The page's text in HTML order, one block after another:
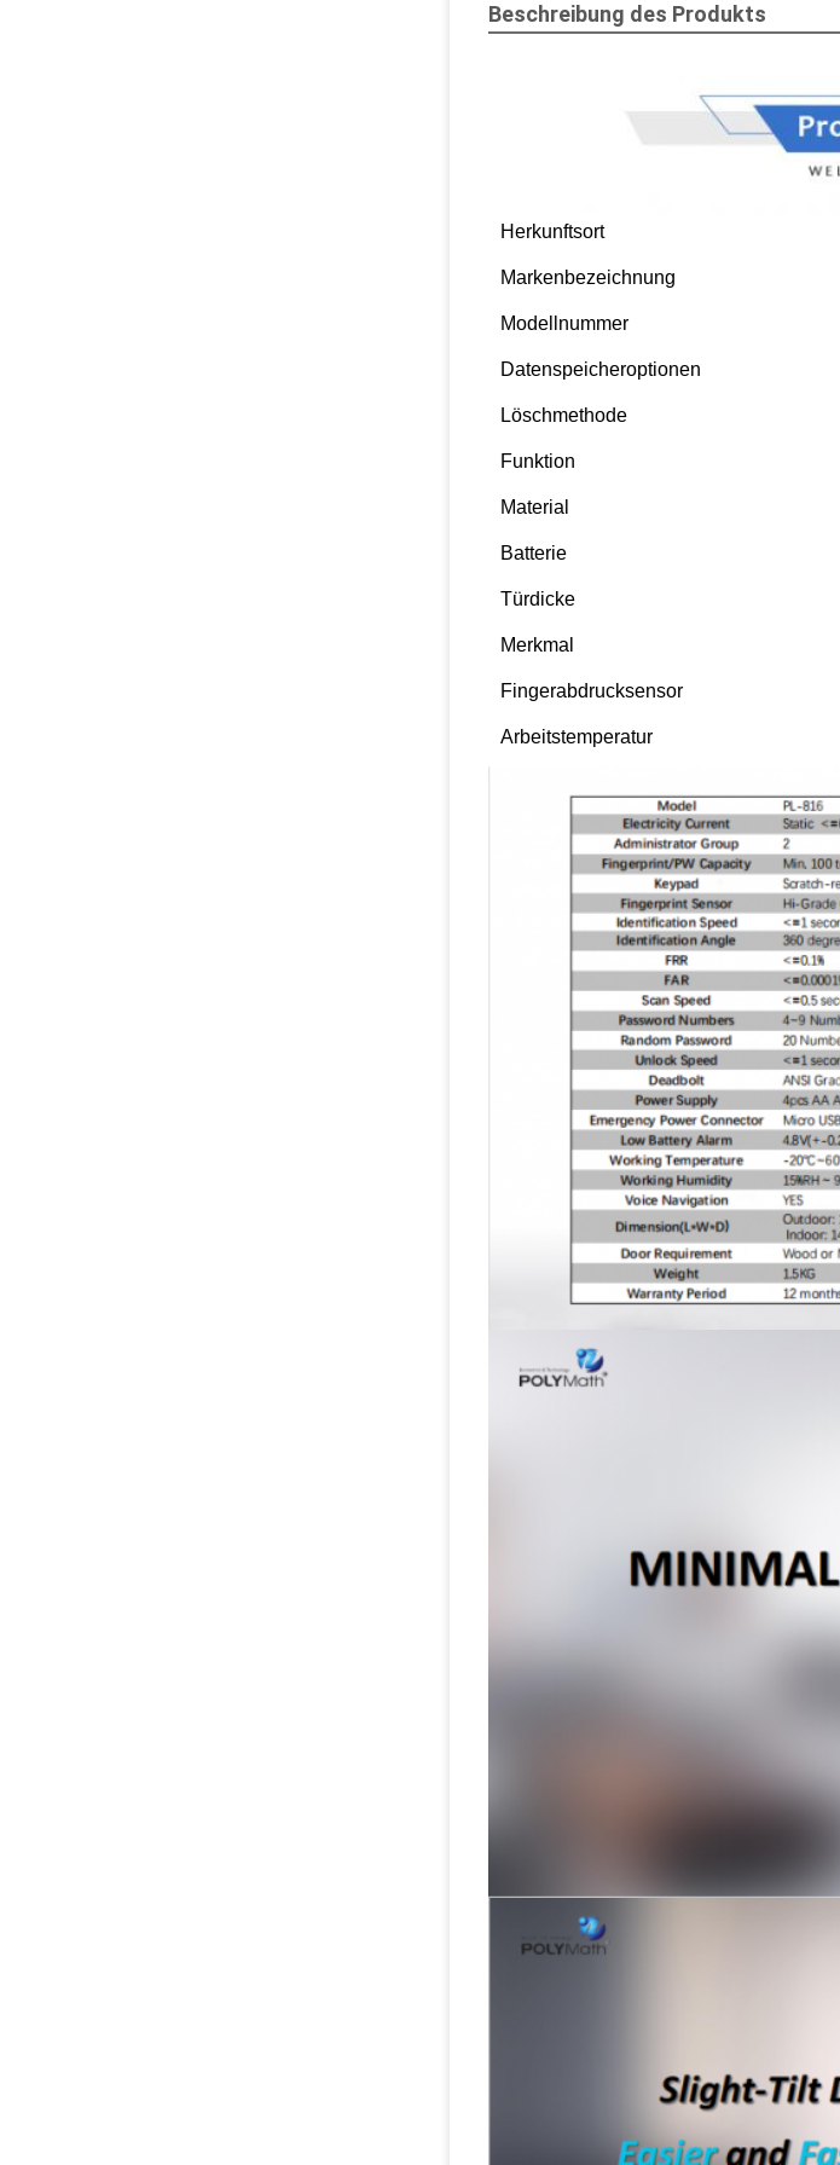
Beschreibung des Produkts
Herkunftsort
Markenbezeichnung
Modellnummer
Datenspeicheroptionen
Löschmethode
Funktion
Material
Batterie
Türdicke
Merkmal
Fingerabdrucksensor
Arbeitstemperatur